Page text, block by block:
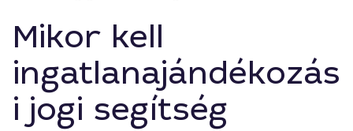
Mikor kell
ingatlanajándékozás
i jogi segítség